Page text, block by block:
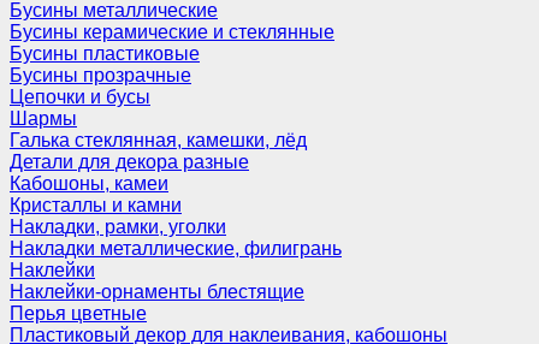
Бусины металлические
Бусины керамические и стеклянные
Бусины пластиковые
Бусины прозрачные
Цепочки и бусы
Шармы
Галька стеклянная, камешки, лёд
Детали для декора разные
Кабошоны, камеи
Кристаллы и камни
Накладки, рамки, уголки
Накладки металлические, филигрань
Наклейки
Наклейки-орнаменты блестящие
Перья цветные
Пластиковый декор для наклеивания, кабошоны